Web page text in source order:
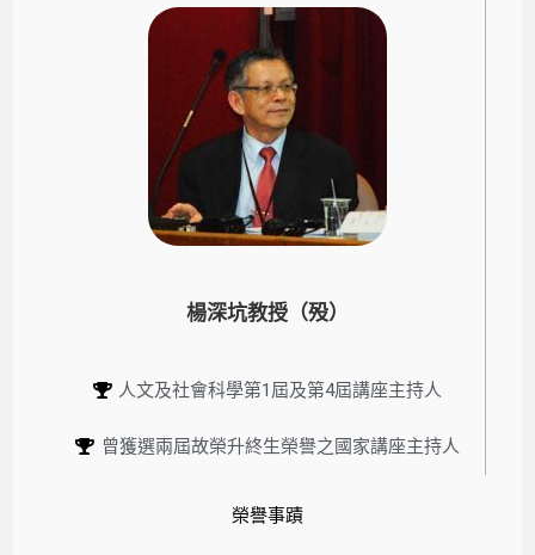
楊深坑教授（殁）
人文及社會科學第1屆及第4屆講座主持人
曾獲選兩屆故榮升終生榮譽之國家講座主持人
榮譽事蹟